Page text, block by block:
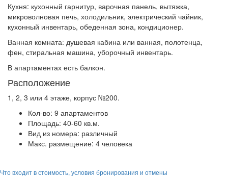
Кухня: кухонный гарнитур, варочная панель, вытяжка,
микроволновая печь, холодильник, электрический чайник,
кухонный инвентарь, обеденная зона, кондиционер.
Ванная комната: душевая кабина или ванная, полотенца,
фен, стиральная машина, уборочный инвентарь.
В апартаментах есть балкон.
Расположение
1, 2, 3 или 4 этаже, корпус №200.
Кол-во: 9 апартаментов
Площадь: 40-60 кв.м.
Вид из номера: различный
Макс. размещение: 4 человека
Что входит в стоимость, условия бронирования и отмены